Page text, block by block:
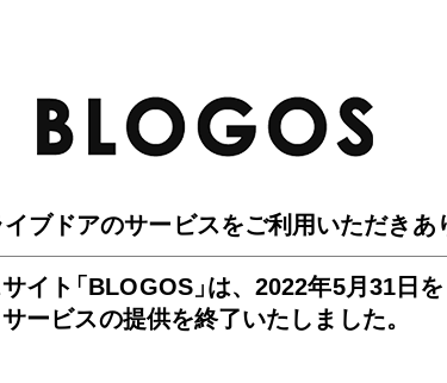
ブドアのサービスをご利用いただきあ
イ ト「BLOGOS」は、2022年5月31日
サービスの提供を終了いたしました。